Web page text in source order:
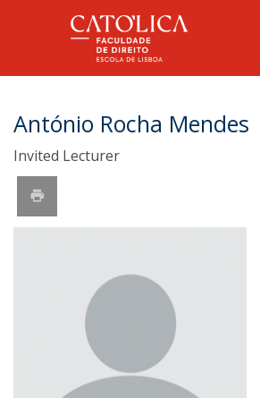
António Rocha Mendes
Invited Lecturer